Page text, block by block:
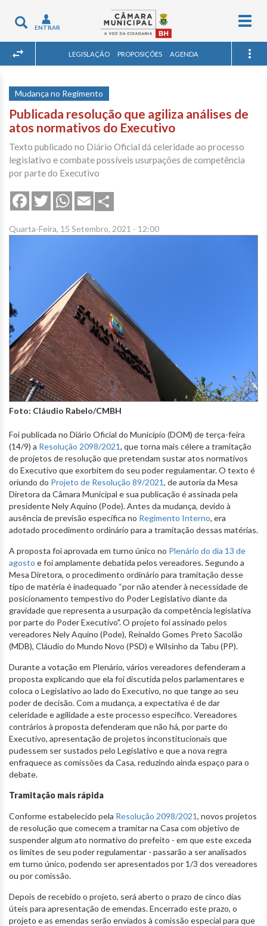
Toggle
navigation
ENTRAR
LEGISLAÇÃO PROPOSIÇÕES AGENDA
Mudança no Regimento
Publicada resolução que agiliza análises de
atos normativos do Executivo
Texto publicado no Diário Oficial dá celeridade ao processo
legislativo e combate possíveis usurpações de competência
por parte do Executivo
FacebookTwitterWhatsApp
Email
Quarta-Feira, 15 Setembro, 2021 - 12:00
Foto: Cláudio Rabelo/CMBH
Foi publicada no Diário Oficial do Município (DOM) de terça-feira
(14/9) a Resolução 2098/2021, que torna mais célere a tramitação
de projetos de resolução que pretendam sustar atos normativos
do Executivo que exorbitem do seu poder regulamentar. O texto é
oriundo do Projeto de Resolução 89/2021, de autoria da Mesa
Diretora da Câmara Municipal e sua publicação é assinada pela
presidente Nely Aquino (Pode). Antes da mudança, devido à
ausência de previsão específica no Regimento Interno, era
adotado procedimento ordinário para a tramitação dessas matérias.
A proposta foi aprovada em turno único no Plenário do dia 13 de
agosto e foi amplamente debatida pelos vereadores. Segundo a
Mesa Diretora, o procedimento ordinário para tramitação desse
tipo de matéria é inadequado “por não atender à necessidade de
posicionamento tempestivo do Poder Legislativo diante da
gravidade que representa a usurpação da competência legislativa
por parte do Poder Executivo". O projeto foi assinado pelos
vereadores Nely Aquino (Pode), Reinaldo Gomes Preto Sacolão
(MDB), Cláudio do Mundo Novo (PSD) e Wilsinho da Tabu (PP).
Durante a votação em Plenário, vários vereadores defenderam a
proposta explicando que ela foi discutida pelos parlamentares e
coloca o Legislativo ao lado do Executivo, no que tange ao seu
poder de decisão. Com a mudança, a expectativa é de dar
celeridade e agilidade a este processo específico. Vereadores
contrários à proposta defenderam que não há, por parte do
Executivo, apresentação de projetos inconstitucionais que
pudessem ser sustados pelo Legislativo e que a nova regra
enfraquece as comissões da Casa, reduzindo ainda espaço para o
debate.
Tramitação mais rápida
Conforme estabelecido pela Resolução 2098/2021, novos projetos
de resolução que comecem a tramitar na Casa com objetivo de
suspender algum ato normativo do prefeito - em que este exceda
os limites de seu poder regulamentar - passarão a ser analisados
em turno único, podendo ser apresentados por 1/3 dos vereadores
ou por comissão.
Depois de recebido o projeto, será aberto o prazo de cinco dias
úteis para apresentação de emendas. Encerrado este prazo, o
projeto e as emendas serão enviados à comissão especial para que